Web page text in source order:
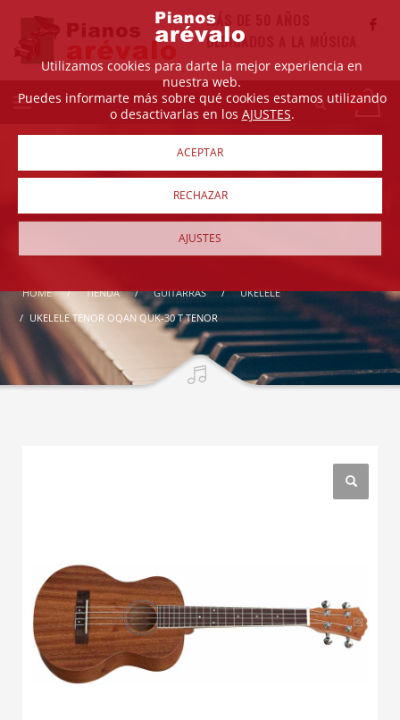
MÁS DE 50 AÑOS
DEDICADOS A LA MÚSICA
HOME TIENDA GUITARRAS
UKELELE
UKELELE TENOR OQAN QUK-30 T TENOR
Utilizamos cookies para darte la mejor experiencia en
nuestra web.
Puedes informarte más sobre qué cookies estamos utilizando
o desactivarlas en los AJUSTES.
ACEPTAR
RECHAZAR
AJUSTES